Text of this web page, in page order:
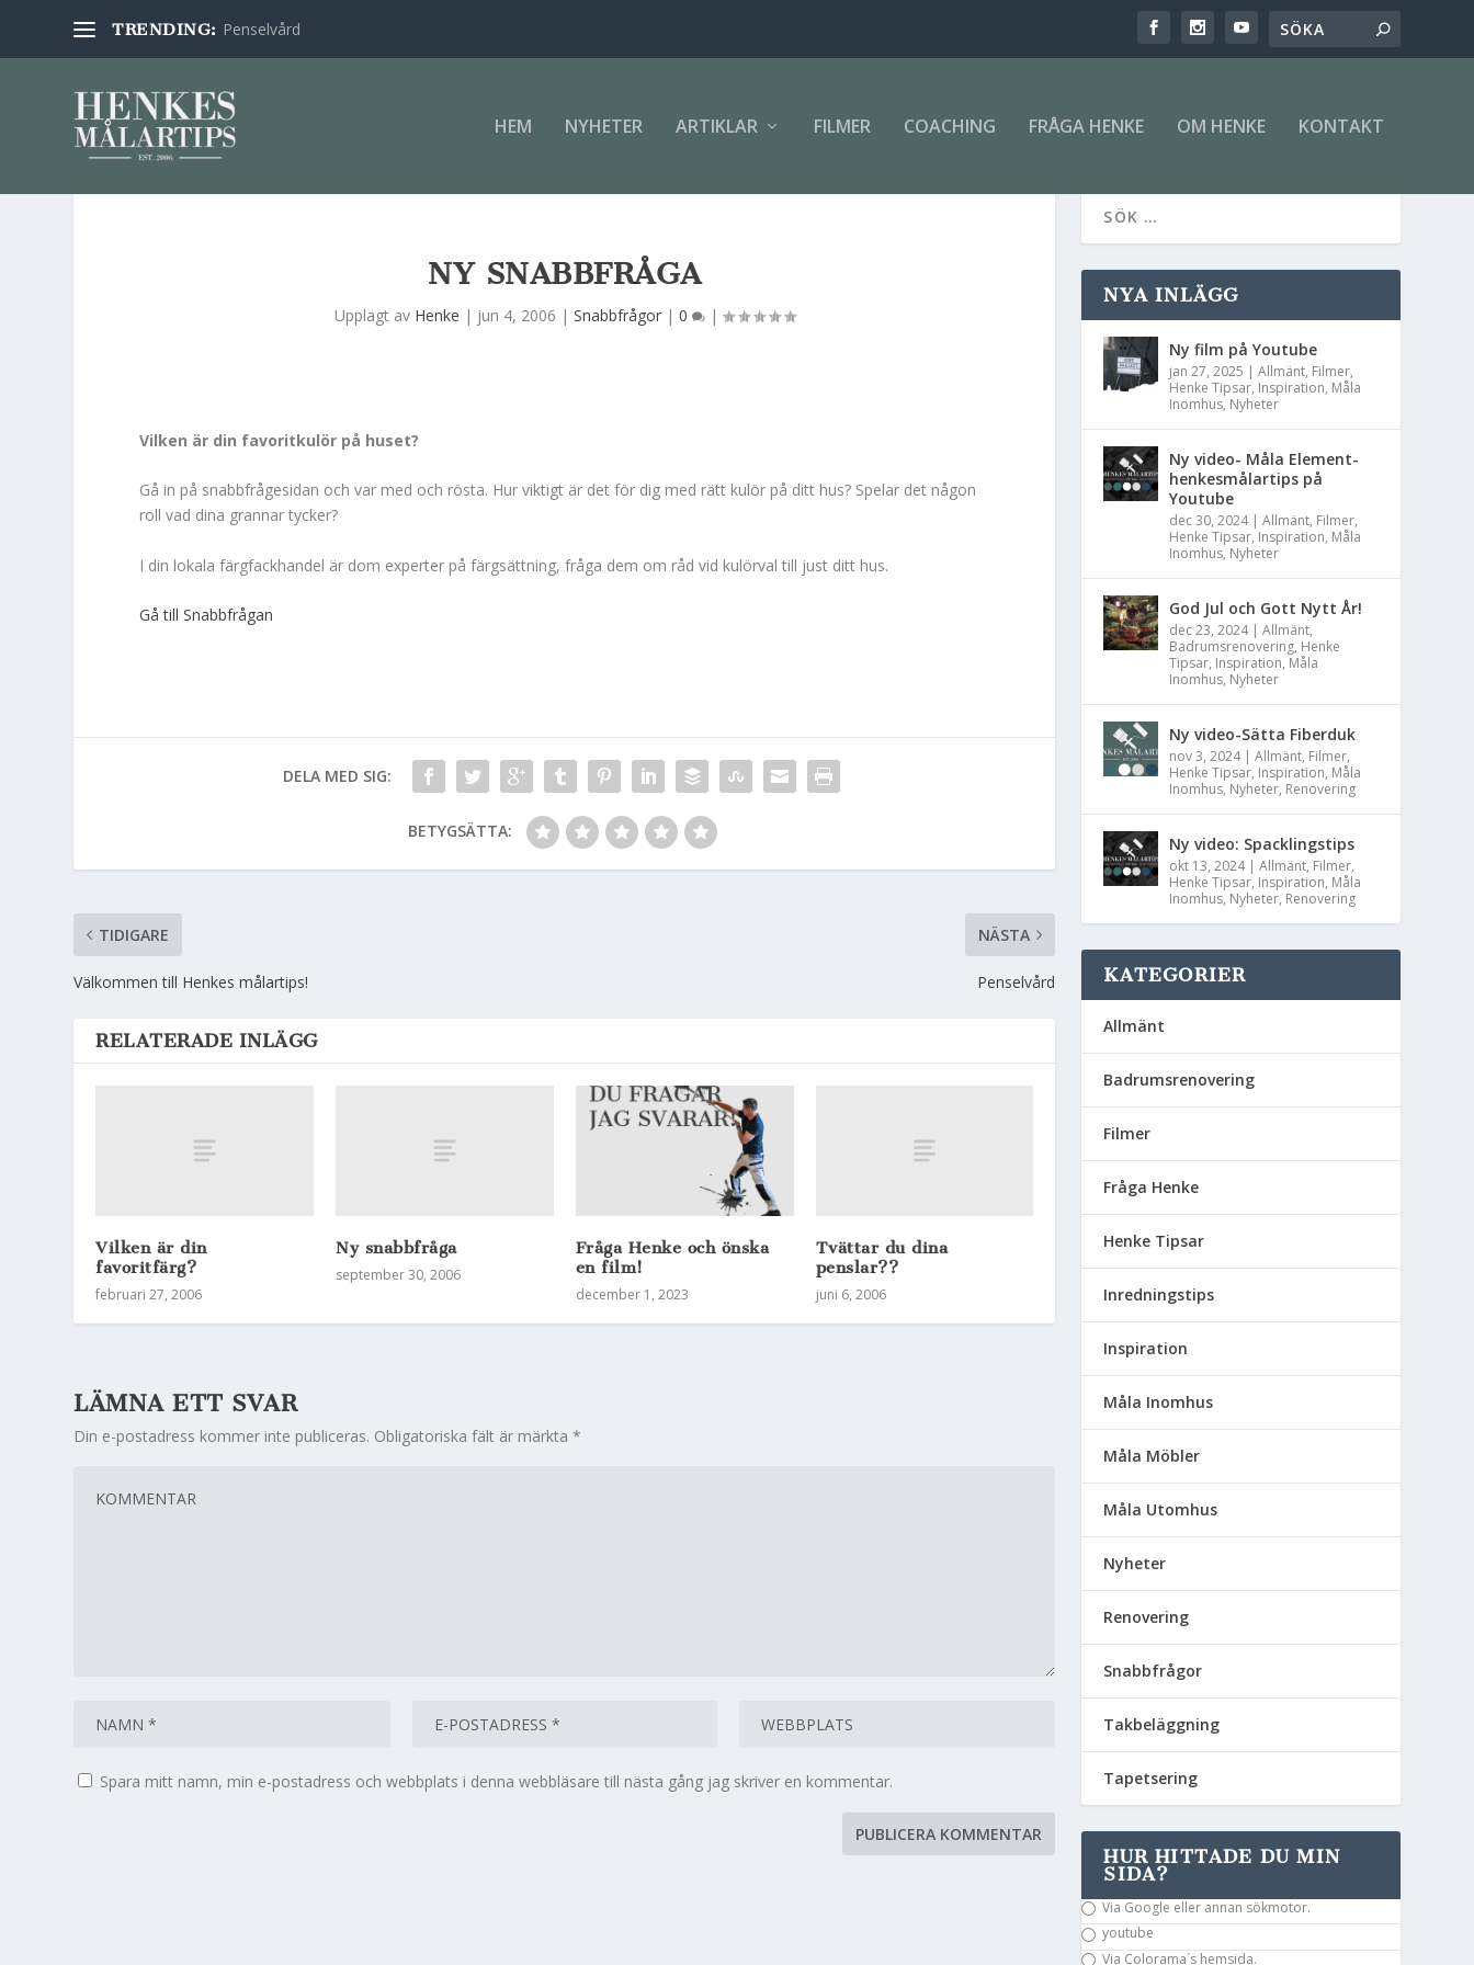
TRENDING: Penselvård
HEM NYHETER ARTIKLAR FILMER COACHING FRÅGA HENKE OM HENKE KONTAKT
NY SNABBFRÅGA
Upplagt av Henke | jun 4, 2006 | Snabbfrågor| 0 |
Vilken är din favoritkulör på huset?
Gå in på snabbfrågesidan och var med och rösta. Hur viktigt är det för dig med rätt kulör på ditt hus? Spelar det någon
roll vad dina grannar tycker?
I din lokala färgfackhandel är dom experter på färgsättning, fråga dem om råd vid kulörval till just ditt hus.
Gå till Snabbfrågan
DELA MED SIG:
BETYGSÄTTA:
TIDIGARE
Välkommen till Henkes målartips!
NÄSTA
Penselvård
RELATERADE INLÄGG
Vilken är din
favoritfärg?
februari 27, 2006
Ny snabbfråga
september 30, 2006
Fråga Henke och önska
en film!
december 1, 2023
Tvättar du dina
penslar??
juni 6, 2006
LÄMNA ETT SVAR
Din e-postadress kommer inte publiceras. Obligatoriska fält är märkta*
Spara mitt namn, min e-postadress och webbplats i denna webbläsare till nästa gång jag skriver en kommentar.
NYA INLÄGG
Ny film på Youtube
jan 27, 2025 |Allmänt, Filmer,
Henke Tipsar, Inspiration, Måla
Inomhus, Nyheter
Ny video- Måla Element-
henkesmålartips på
Youtube
dec 30, 2024|Allmänt, Filmer,
Henke Tipsar, Inspiration, Måla
Inomhus, Nyheter
God Jul och Gott Nytt År!
dec 23, 2024|Allmänt,
Badrumsrenovering, Henke
Tipsar, Inspiration, Måla
Inomhus, Nyheter
Ny video-Sätta Fiberduk
nov 3, 2024|Allmänt, Filmer,
Henke Tipsar, Inspiration, Måla
Inomhus, Nyheter, Renovering
Ny video: Spacklingstips
okt 13, 2024|Allmänt, Filmer,
Henke Tipsar, Inspiration, Måla
Inomhus, Nyheter, Renovering
KATEGORIER
Allmänt
Badrumsrenovering
Filmer
Fråga Henke
Henke Tipsar
Inredningstips
Inspiration
Måla Inomhus
Måla Möbler
Måla Utomhus
Nyheter
Renovering
Snabbfrågor
Takbeläggning
Tapetsering
HUR HITTADE DU MIN
SIDA?
Via Google eller annan sökmotor.
youtube
Via Colorama´s hemsida.